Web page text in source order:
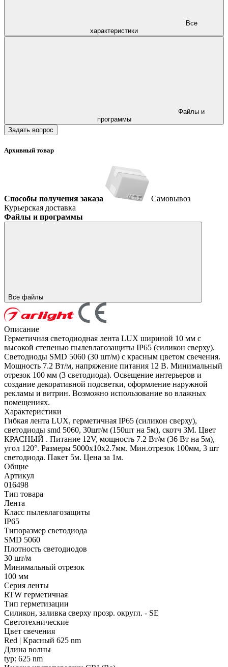
характеристики
программы
Задать вопрос
Архивный товар
Способы получения заказа
Самовывоз
Курьерская доставка
Файлы и программы
Все файлы
Описание
Герметичная светодиодная лента LUX шириной 10 мм с
высокой степенью пылевлагозащиты IP65 (силикон сверху).
Светодиоды SMD 5060 (30 шт/м) с красным цветом свечения.
Мощность 7.2 Вт/м, напряжение питания 12 В. Минимальный
отрезок 100 мм (3 светодиода). Освещение интерьеров и
создание декоративной подсветки, оформление наружной
рекламы и витрин. Возможно использование во влажных
помещениях.
Характеристики
Гибкая лента LUX, герметичная IP65 (силикон сверху),
светодиоды smd 5060, 30шт/м (150шт на 5м), скотч 3М. Цвет
КРАСНЫЙ . Питание 12V, мощность 7.2 Вт/м (36 Вт на 5м),
угол 120°. Размеры 5000х10x2.7мм. Мин.отрезок 100мм, 3 шт
светодиода. Пакет 5м. Цена за 1м.
Общие
Артикул
016498
Тип товара
Лента
Класс пылевлагозащиты
IP65
Типоразмер светодиода
SMD 5060
Плотность светодиодов
30 шт/м
Минимальный отрезок
100 мм
Серия ленты
RTW герметичная
Тип герметизации
Силикон, заливка сверху прозр. округл. - SE
Светотехнические
Цвет свечения
Red | Красный 625 nm
Длина волны
typ: 625 nm